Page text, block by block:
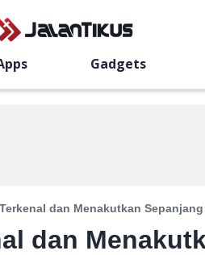
Gadgets
dan Menakutkan Sepanjang
dan